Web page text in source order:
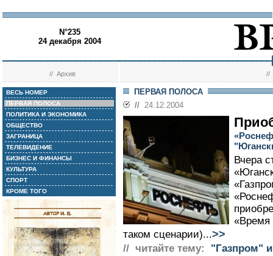
N°235
24 декабря 2004
//Архив //
ВЕСЬ НОМЕР
ПЕРВАЯ ПОЛОСА
ПОЛИТИКА И ЭКОНОМИКА
ОБЩЕСТВО
ЗАГРАНИЦА
ТЕЛЕВИДЕНИЕ
БИЗНЕС И ФИНАНСЫ
КУЛЬТУРА
СПОРТ
КРОМЕ ТОГО
ПЕРВАЯ ПОЛОСА
// 24.12.2004
Вчера
«Время
таком сценарии)...>>
// читайте тему:
"Газпром"